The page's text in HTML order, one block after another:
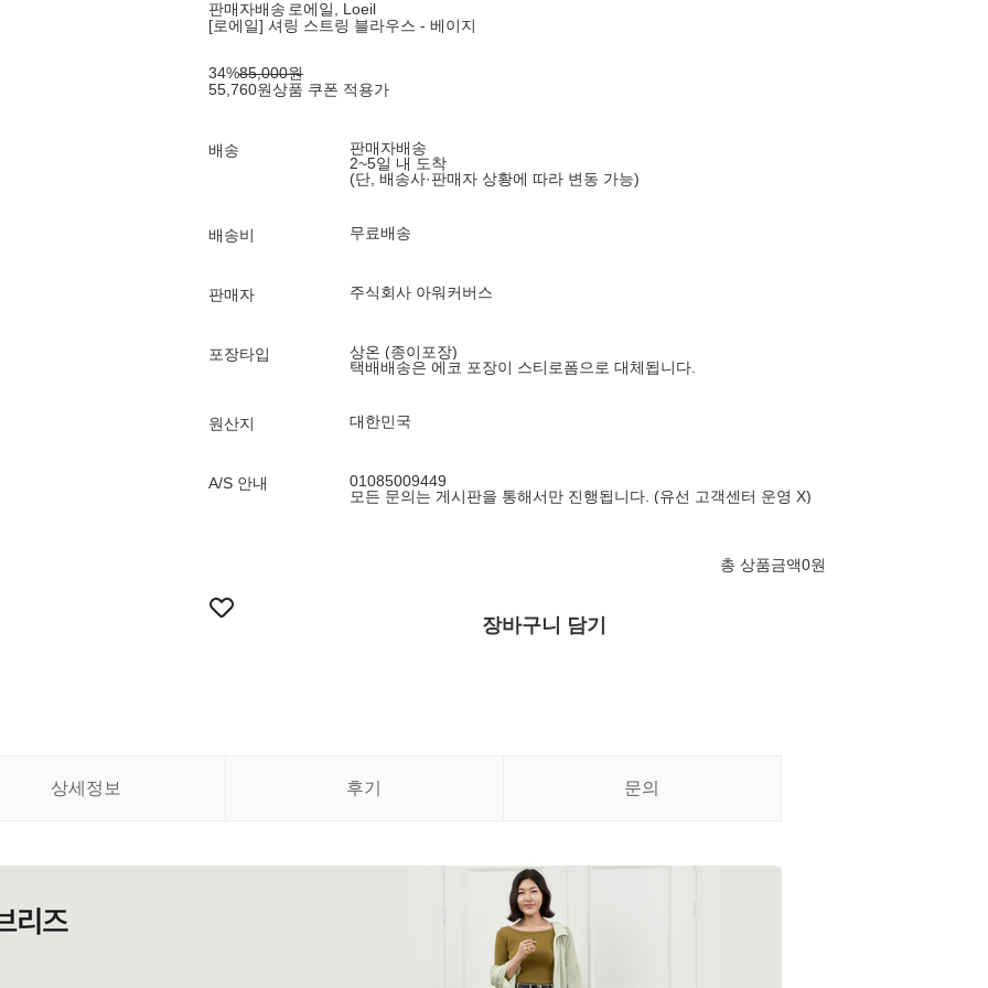
판매자배송 로에일, Loeil
[로에일] 셔링 스트링 블라우스 - 베이지
34%85,000원
55,760원상품 쿠폰 적용가
배송
판매자배송
2~5일 내 도착
(단, 배송사·판매자 상황에 따라 변동 가능)
배송비 무료배송
판매자 주식회사 아워커버스
포장타입
상온 (종이포장)
택배배송은 에코 포장이 스티로폼으로 대체됩니다.
원산지 대한민국
A/S 안내
01085009449
모든 문의는 게시판을 통해서만 진행됩니다. (유선 고객센터 운영 X)
총 상품금액0원
장바구니 담기
상세정보 후기 문의